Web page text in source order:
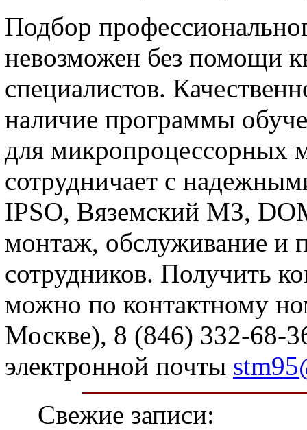
Подбор
невозможен без помощи
специалистов.
наличие программы
для
сотрудничает с
IPSO, Вяземский МЗ,
монтаж, обслуживание и
сотрудников. Получить
можно по контактному
Москве), 8 (846) 332-68-
электронной почты
Свежие записи: